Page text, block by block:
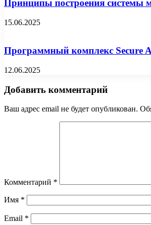
Принципы построения системы
15.06.2025
Программный комплекс Secure
12.06.2025
Добавить комментарий
Ваш адрес email не будет опубликован.
Комментарий *
Имя *
Email *